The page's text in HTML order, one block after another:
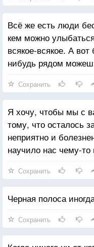
Всё же есть люди
кем можно
всякое-всякое. А
нибудь рядом
Сохранить
Я хочу, чтобы мы с
тому, что осталось
неприятно и
научило нас чему-
Сохранить
Черная полоса
Сохранить